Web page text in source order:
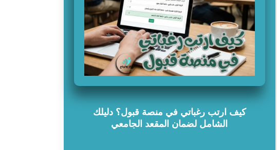
كيف ارتب رغباتي في منصة قبول؟ دليلك
الشامل لضمان المقعد الجامعي